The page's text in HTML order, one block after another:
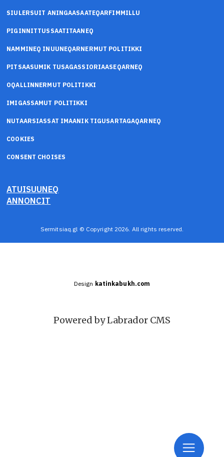
SIULERSUIT ANINGAASAATEQARFIMMILLU
PIGINNITTUSSAATITAANEQ
NAMMINEQ INUUNEQARNERMUT POLITIKKI
PITSAASUMIK TUSAGASSIORIAASEQARNEQ
OQALLINNERMUT POLITIKKI
IMIGASSAMUT POLITIKKI
NUTAARSIASSAT IMAANIK TIGUSARTAGAQARNEQ
COOKIES
CONSENT CHOISES
ATUISUUNEQ
ANNONCIT
Sermitsiaq.gl © Copyright 2026. All rights reserved.
Design katinkabukh.com
Powered by Labrador CMS